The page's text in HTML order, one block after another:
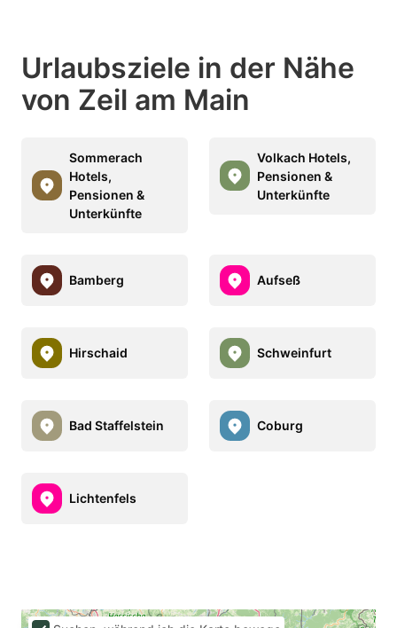
Urlaubsziele in der Nähe
von Zeil am Main
Sommerach
Hotels,
Pensionen &
Unterkünfte
Volkach Hotels,
Pensionen &
Unterkünfte
Bamberg Aufseß
Hirschaid Schweinfurt
Bad Staffelstein Coburg
Lichtenfels